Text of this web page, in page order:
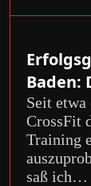
Baden:
Seit
CrossFit
Training
saß ich…